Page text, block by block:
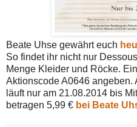
Beate Uhse gewährt euch
So findet ihr nicht nur
Menge Kleider und Röcke.
Aktionscode A0646 angeben.
läuft nur am 21.08.2014 bis
betragen 5,99 € bei Beate